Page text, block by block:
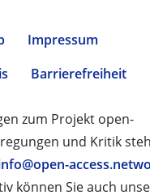
Impressum
Barrierefreiheit
zum Projekt open-
und Kritik
können Sie auch